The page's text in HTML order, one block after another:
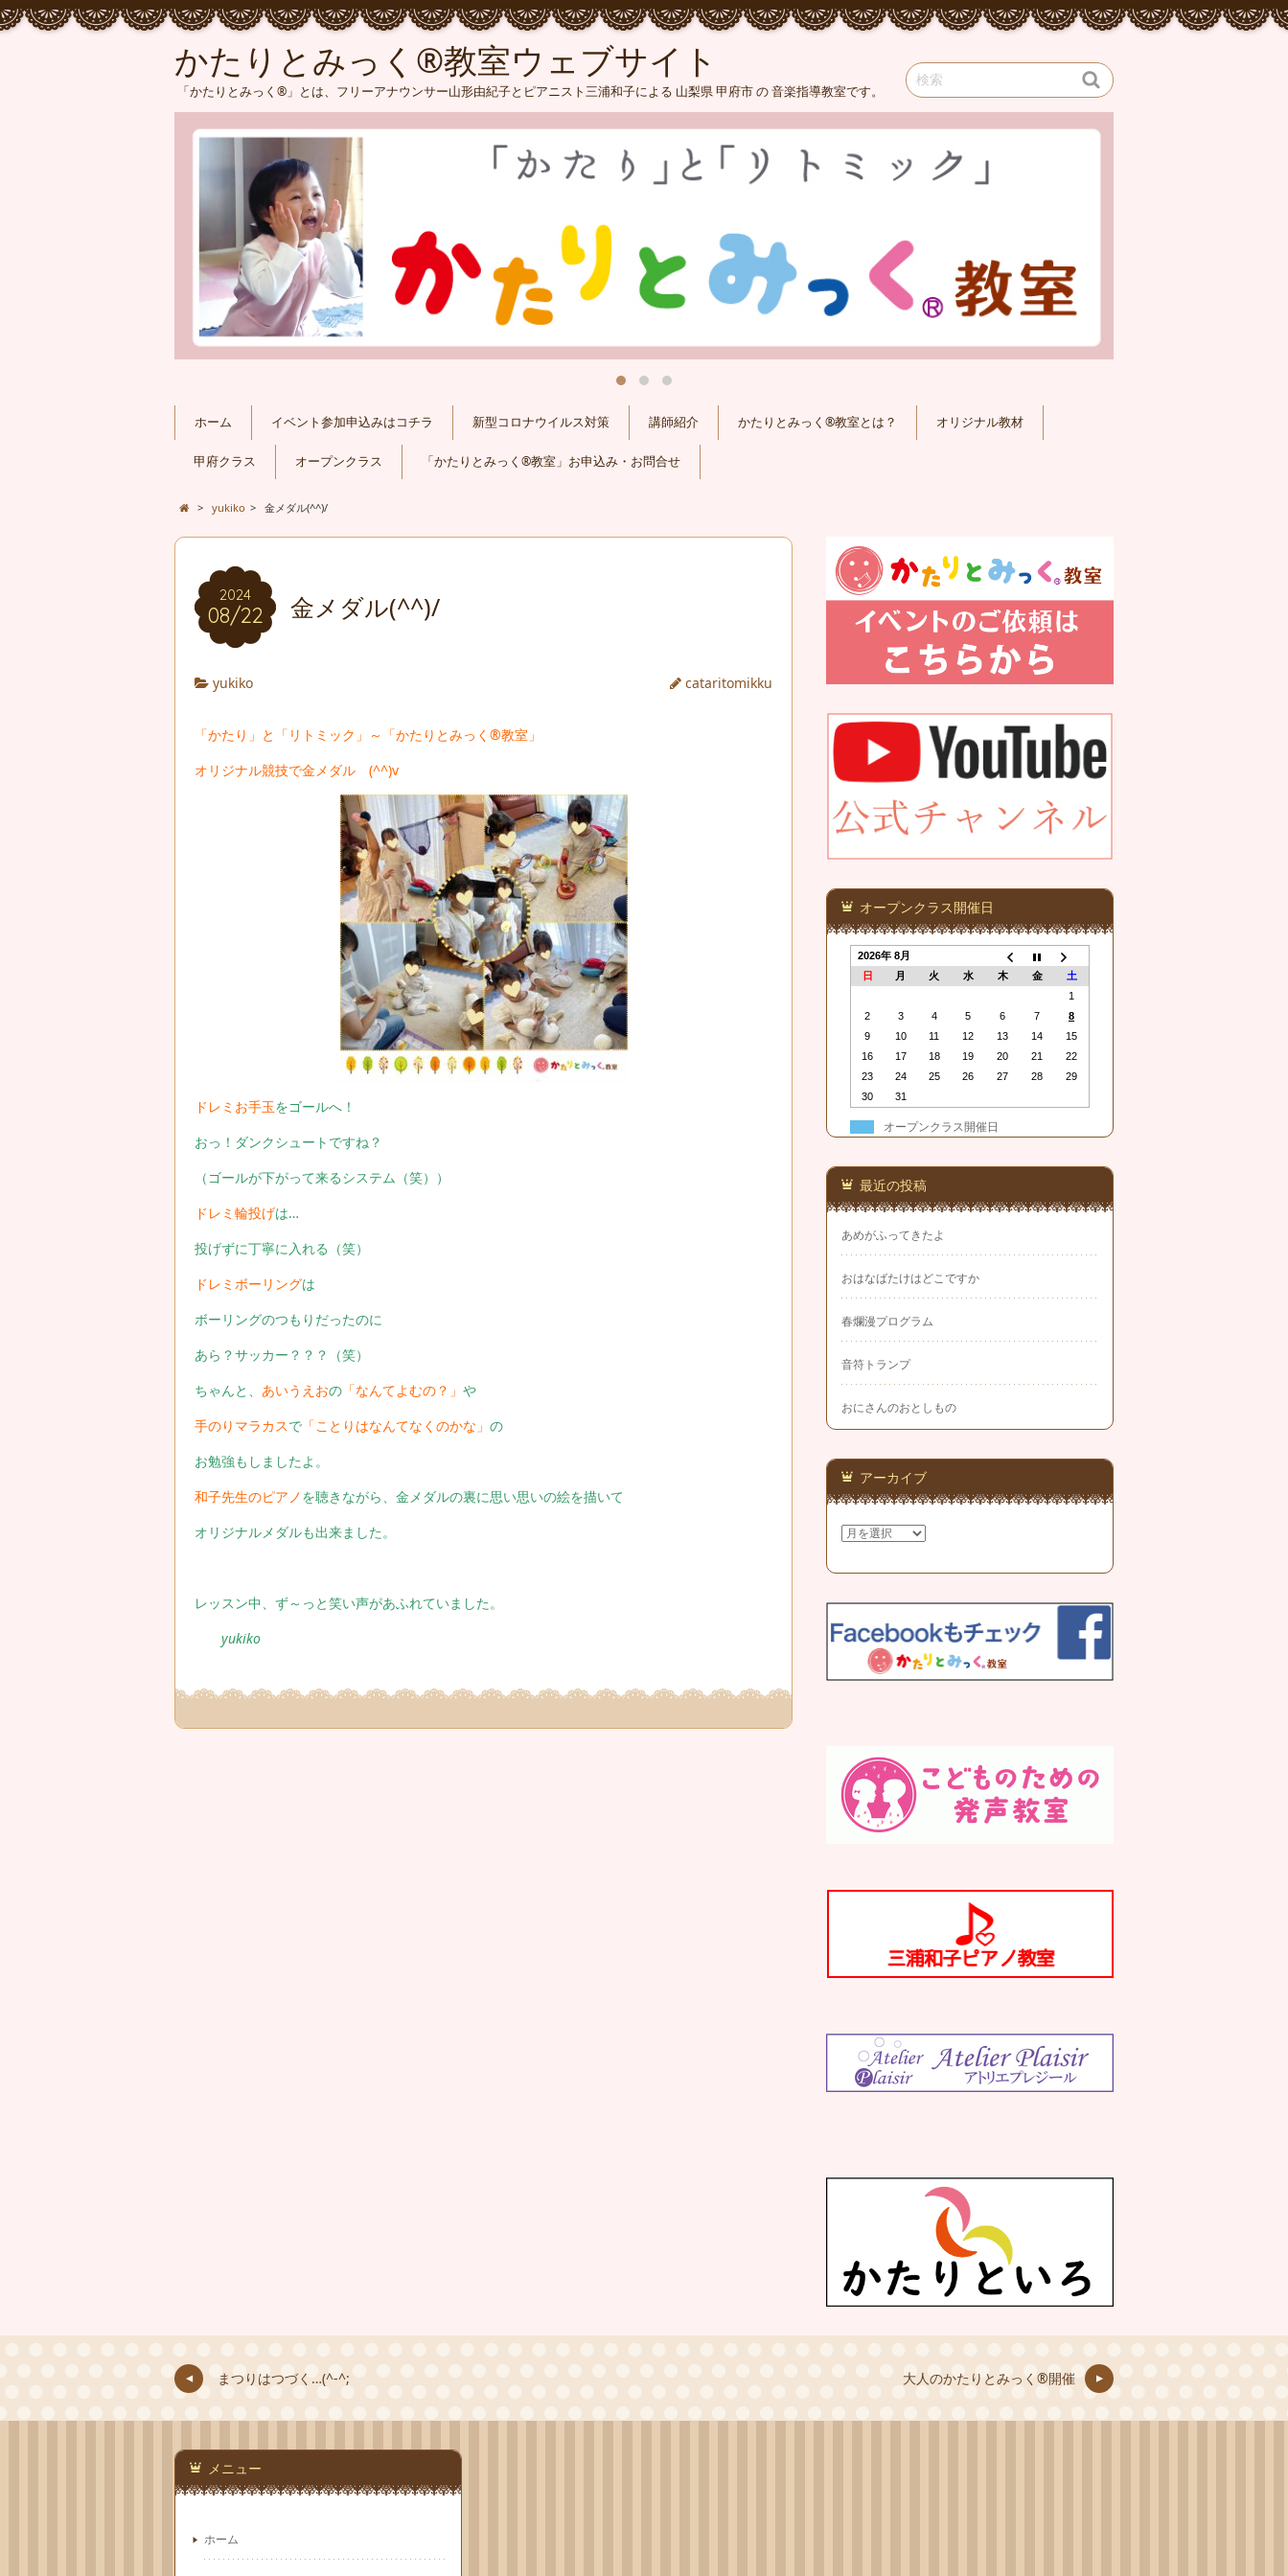
かたりとみっく®教室ウェブサイト
「かたりとみっく®」とは、フリーアナウンサー山形由紀子とピアニスト三浦和子による 山梨県 甲府市 の 音楽指導教室です。
ホーム イベント参加申込みはコチラ 新型コロナウイルス対策 講師紹介 かたりとみっく®教室とは？ オリジナル教材
甲府クラス オープンクラス 「かたりとみっく®教室」お申込み・お問合せ
> yukiko > 金メダル(^^)/
2024
08/22 金メダル(^^)/
yukiko cataritomikku
「かたり」と「リトミック」～「かたりとみっく®教室」
オリジナル競技で金メダル (^^)v
ドレミお手玉をゴールへ！
おっ！ダンクシュートですね？
（ゴールが下がって来るシステム（笑））
ドレミ輪投げは…
投げずに丁寧に入れる（笑）
ドレミボーリングは
ボーリングのつもりだったのに
あら？サッカー？？？（笑）
ちゃんと、 あいうえおの 「なんてよむの？」 や
手のりマラカスで 「ことりはなんてなくのかな」 の
お勉強もしましたよ。
和子先生のピアノ を聴きながら、金メダルの裏に思い思いの絵を描いて
オリジナルメダルも出来ました。
レッスン中、ず～っと笑い声があふれていました。
yukiko
オープンクラス開催日
2026年 8月
日
月 火 水 木 金
土
1
2
3 4 5 6 7
8
9
10 11 12 13 14
15
16
17 18 19 20 21
22
23
24 25 26 27 28
29
30
31
オープンクラス開催日
最近の投稿
あめがふってきたよ
おはなばたけはどこですか
春爛漫プログラム
音符トランプ
おにさんのおとしもの
アーカイブ
ア
ー
イ
まつりはつづく…(^-^; 大人のかたりとみっく®開催
メニュー
ホーム